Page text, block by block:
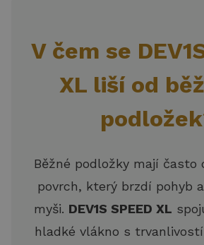
V čem se
XL liší od
Běžné podložky mají často
povrch, který brzdí pohyb
myši. DEV1S SPEED XL
hladké vlákno s